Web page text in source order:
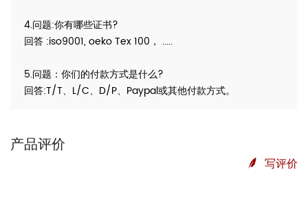
4.问题:你有哪些证书?
回答 :iso9001, oeko Tex 100， .....
5.问题：你们的付款方式是什么?
回答:T/T、L/C、D/P、Paypal或其他付款方式。
产品评价
写评价